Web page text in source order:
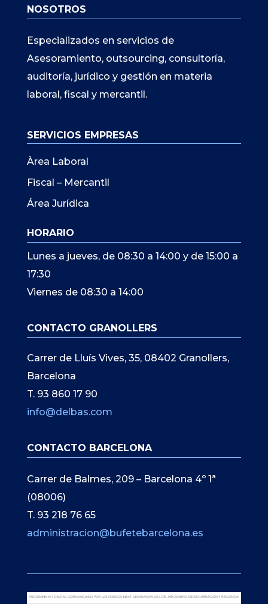
NOSOTROS
Especializados en servicios de
Asesoramiento, outsourcing, consultoría,
auditoría, jurídico y gestión en materia
laboral, fiscal y mercantil.
SERVICIOS EMPRESAS
Àrea Laboral
Fiscal – Mercantil
Área Jurídica
HORARIO
Lunes a jueves, de 08:30 a 14:00 y de 15:00 a
17:30
Viernes de 08:30 a 14:00
CONTACTO GRANOLLERS
Carrer de Lluís Vives, 35, 08402 Granollers,
Barcelona
T. 93 860 17 90
info@delbas.com
CONTACTO BARCELONA
Carrer de Balmes, 209 – Barcelona 4º 1ª
(08006)
T. 93 218 76 65
administracion@bufetebarcelona.es